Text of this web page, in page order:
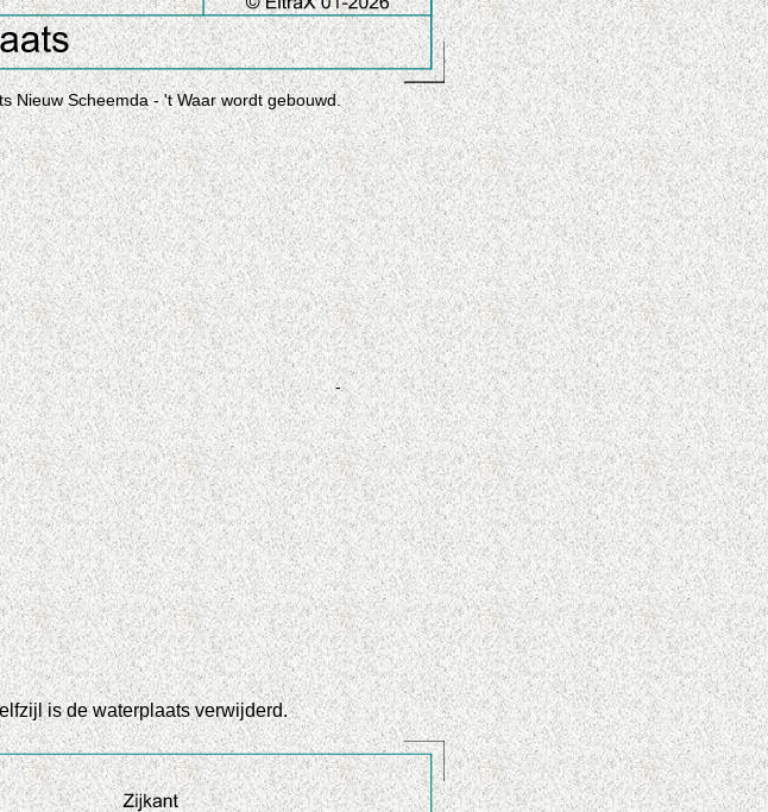
Nieuw Scheemda - 't Waar wordt gebouwd.
-
is de waterplaats verwijderd.